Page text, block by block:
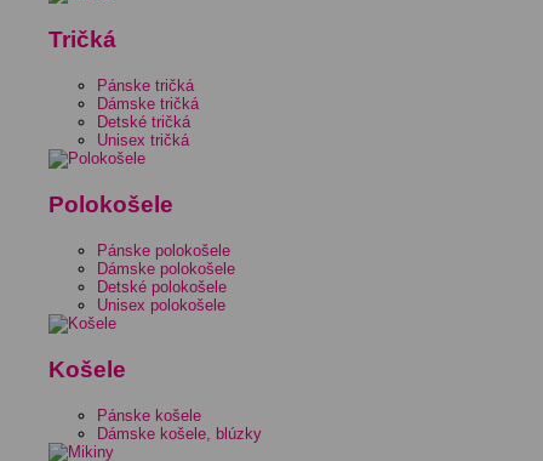
Tričká
Pánske tričká
Dámske tričká
Detské tričká
Unisex tričká
Polokošele
Pánske polokošele
Dámske polokošele
Detské polokošele
Unisex polokošele
Košele
Pánske košele
Dámske košele, blúzky